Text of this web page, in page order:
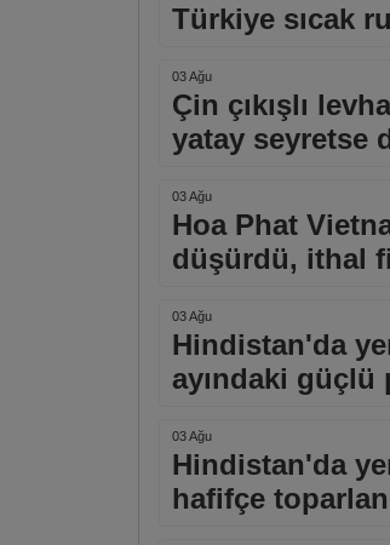
Türkiye sıcak
03 Ağu
Çin çıkışlı
yatay seyretse
03 Ağu
Hoa Phat
düşürdü, ithal
03 Ağu
Hindistan'da
ayındaki güçlü
03 Ağu
Hindistan'da
hafifçe